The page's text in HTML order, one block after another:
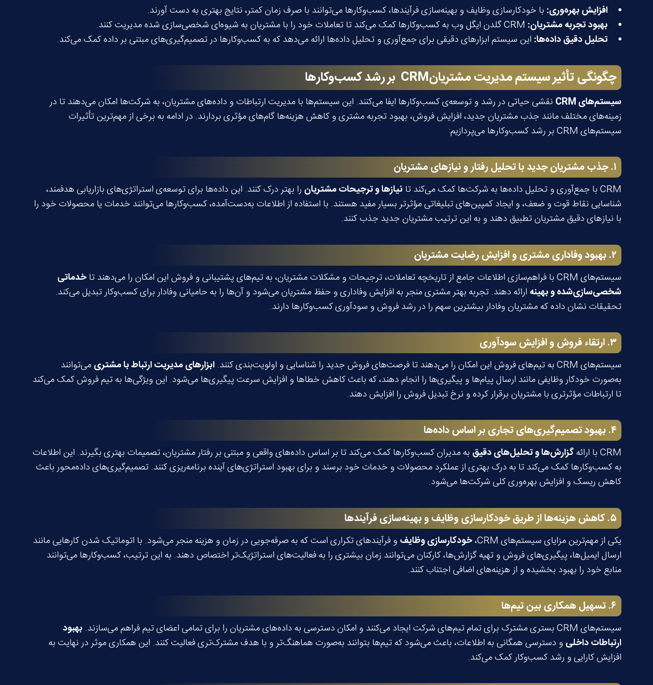
افزایش بهره‌وری: با خودکارسازی وظایف و بهینه‌سازی فرآیندها، کسب‌وکارها می‌توانند با صرف زمان کمتر، نتایج بهتری به دست آورند.
بهبود تجربه مشتریان:
تحلیل دقیق داده‌ها: این سیستم ابزارهای دقیقی برای جمع‌آوری و تحلیل داده‌ها ارائه می‌دهد که به کسب‌وکارها در تصمیم‌گیری‌های مبتنی بر داده کمک می‌کند.
چگونگی تأثیرسیستم مدیریت مشتریانCRM بر رشد کسب‌وکارها
سیستم‌های
نقشی حیاتی در رشد و توسعه‌ی کسب‌وکارها ایفا می‌کنند. این سیستم‌ها با مدیریت ارتباطات و داده‌های مشتریان، به شرکت‌ها امکان می‌دهند تا در
زمینه‌های مختلف مانند جذب مشتریان جدید، افزایش فروش، بهبود تجربه مشتری و کاهش هزینه‌ها گام‌های مؤثری بردارند. در ادامه به برخی از مهم‌ترین تأثیرات
سیستم‌های CRM بر رشد کسب‌وکارها می‌پردازیم:
۱.جذب مشتریان جدید با تحلیل رفتار و نیازهای مشتریان
CRM با جمع‌آوری و تحلیل داده‌ها به شرکت‌ها کمک می‌کند تا نیازها و ترجیحات مشتریان را بهتر درک کنند. این داده‌ها برای توسعه‌ی استراتژی‌های بازاریابی هدفمند،
شناسایی نقاط قوت و ضعف، و ایجاد کمپین‌های تبلیغاتی مؤثرتر بسیار مفید هستند. با استفاده از اطلاعات به‌دست‌آمده، کسب‌وکارها می‌توانند خدمات یا محصولات خود را
با نیازهای دقیق مشتریان تطبیق دهند و به این ترتیب مشتریان جدید جذب کنند.
۲.بهبود وفاداری مشتری و افزایش رضایت مشتریان
سیستم‌های CRM با فراهم‌سازی اطلاعات جامع از تاریخچه تعاملات، ترجیحات و مشکلات مشتریان، به تیم‌های پشتیبانی و فروش این امکان را می‌دهند تا
خدماتی
شخصی‌سازی‌شده و بهینه ارائه دهند. تجربه بهتر مشتری منجر به افزایش وفاداری و حفظ مشتریان می‌شود و آن‌ها را به حامیانی وفادار برای کسب‌وکار تبدیل می‌کند.
تحقیقات نشان داده که مشتریان وفادار بیشترین سهم را در رشد فروش و سودآوری کسب‌وکارها دارند.
۳.ارتقاء فروش و افزایش سودآوری
سیستم‌های CRM به تیم‌های فروش این امکان را می‌دهند تا فرصت‌های فروش جدید را شناسایی و اولویت‌بندی کنند. ابزارهای مدیریت ارتباط با مشتری می‌توانند
به‌صورت خودکار وظایفی مانند ارسال پیام‌ها و پیگیری‌ها را انجام دهند، که باعث کاهش خطاها و افزایش سرعت پیگیری‌ها می‌شود. این ویژگی‌ها به تیم فروش کمک می‌کند
تا ارتباطات مؤثرتری با مشتریان برقرار کرده و نرخ تبدیل فروش را افزایش دهند.
۴.بهبود تصمیم‌گیری‌های تجاری بر اساس داده‌ها
CRM با ارائه گزارش‌ها و تحلیل‌های دقیق به مدیران کسب‌وکارها کمک می‌کند تا بر اساس داده‌های واقعی و مبتنی بر رفتار مشتریان، تصمیمات بهتری بگیرند. این اطلاعات
به کسب‌وکارها کمک می‌کند تا به درک بهتری از عملکرد محصولات و خدمات خود برسند و برای بهبود استراتژی‌های آینده برنامه‌ریزی کنند. تصمیم‌گیری‌های داده‌محور باعث
کاهش ریسک و افزایش بهره‌وری کلی شرکت‌ها می‌شود.
۵.کاهش هزینه‌ها از طریق خودکارسازی وظایف و بهینه‌سازی فرآیندها
یکی از مهم‌ترین مزایای سیستم‌های CRM، خودکارسازی وظایف و فرآیندهای تکراری است که به صرفه‌جویی در زمان و هزینه منجر می‌شود. با اتوماتیک شدن کارهایی مانند
ارسال ایمیل‌ها، پیگیری‌های فروش و تهیه گزارش‌ها، کارکنان می‌توانند زمان بیشتری را به فعالیت‌های استراتژیک‌تر اختصاص دهند. به این ترتیب، کسب‌وکارها می‌توانند
منابع خود را بهبود بخشیده و از هزینه‌های اضافی اجتناب کنند.
۶.تسهیل همکاری بین تیم‌ها
سیستم‌های CRM بستری مشترک برای تمام تیم‌های شرکت ایجاد می‌کنند و امکان دسترسی به داده‌های مشتریان را برای تمامی اعضای تیم فراهم می‌سازند.
بهبود
ارتباطات داخلی و دسترسی همگانی به اطلاعات، باعث می‌شود که تیم‌ها بتوانند به‌صورت هماهنگ‌تر و با هدف مشترک‌تری فعالیت کنند. این همکاری موثر در نهایت به
افزایش کارایی و رشد کسب‌وکار کمک می‌کند.